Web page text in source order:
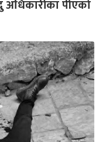
पीएको